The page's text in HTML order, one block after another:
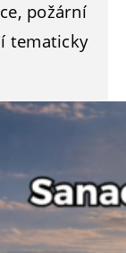
požární
tematicky